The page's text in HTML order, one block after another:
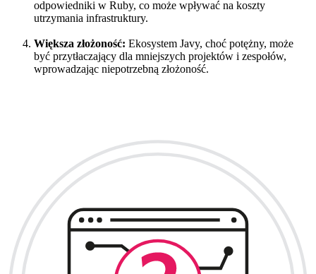
odpowiedniki w Ruby, co może wpływać na koszty
utrzymania infrastruktury.
Większa złożoność: Ekosystem Javy, choć potężny, może
być przytłaczający dla mniejszych projektów i zespołów,
wprowadzając niepotrzebną złożoność.